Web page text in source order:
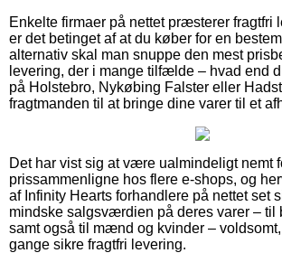
Enkelte firmaer på nettet præsterer fragtfri
er det betinget af at du køber for en
alternativ skal man snuppe den mest
levering, der i mange tilfælde – hvad end
på Holstebro, Nykøbing Falster eller
fragtmanden til at bringe dine varer til et
Det har vist sig at være ualmindeligt nemt
prissammenligne hos flere e-shops, og
af Infinity Hearts forhandlere på nettet set
mindske salgsværdien på deres varer – til
samt også til mænd og kvinder –
gange sikre fragtfri levering.